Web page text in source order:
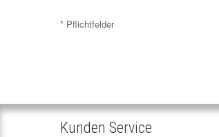
* Pflichtfelder
Kunden Service